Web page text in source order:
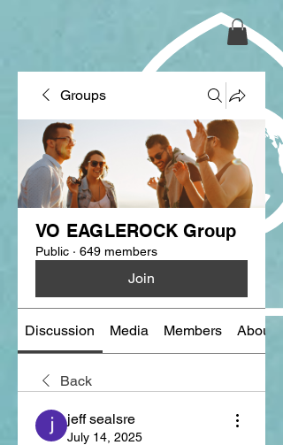
Groups
VO EAGLEROCK Group
Public · 649 members
Join
Discussion Media Members About
Back
jeff sealsre
July 14, 2025